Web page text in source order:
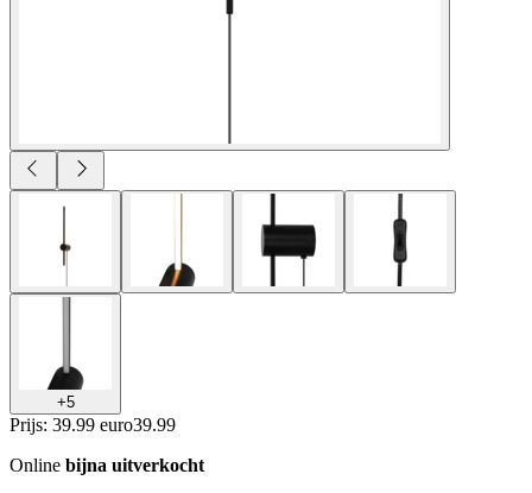
+5
Prijs: 39.99 euro39.99
Online bijna uitverkocht